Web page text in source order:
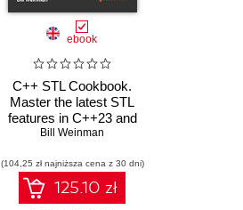
ebook
C++ STL Cookbook.
Master the latest STL
features in C++23 and
26 with practical
development - Second
Edition
Bill Weinman
(104,25 zł najniższa cena z 30 dni)
125.10 zł